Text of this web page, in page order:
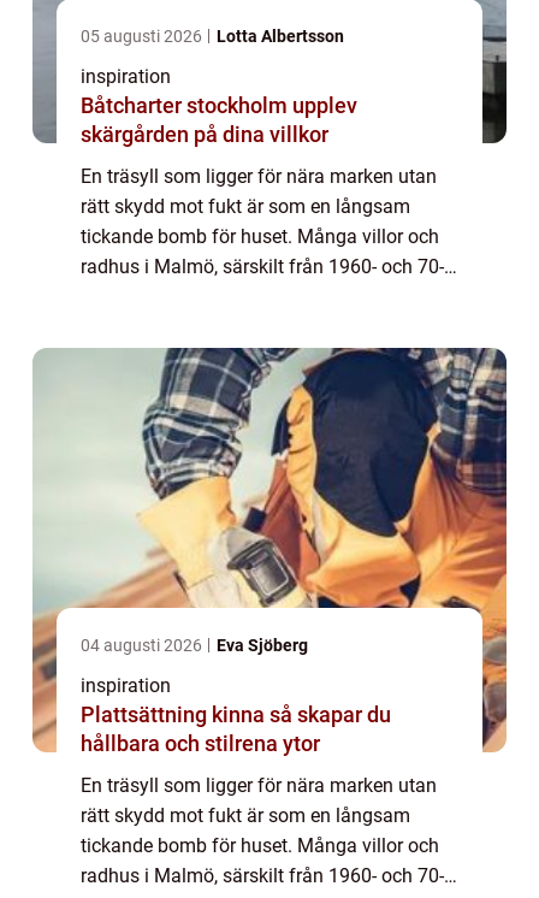
05 augusti 2026 Lotta Albertsson
inspiration
Båtcharter stockholm upplev
skärgården på dina villkor
En träsyll som ligger för nära marken utan
rätt skydd mot fukt är som en långsam
tickande bomb för huset. Många villor och
radhus i Malmö, särskilt från 1960- och 70-
04 augusti 2026 Eva Sjöberg
inspiration
Plattsättning kinna så skapar du
hållbara och stilrena ytor
En träsyll som ligger för nära marken utan
rätt skydd mot fukt är som en långsam
tickande bomb för huset. Många villor och
radhus i Malmö, särskilt från 1960- och 70-